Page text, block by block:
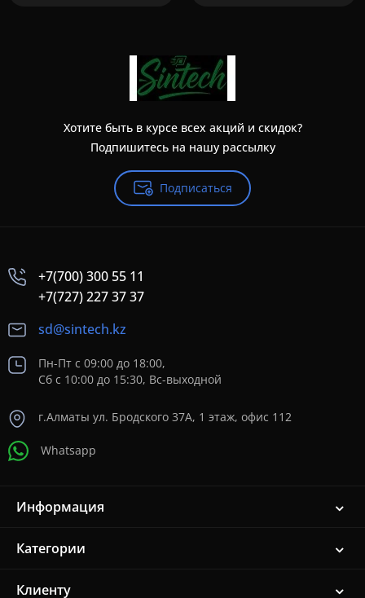
Хотите быть в курсе всех акций и скидок?
Подпишитесь на нашу рассылку
Подписаться
+7(700) 300 55 11
+7(727) 227 37 37
sd@sintech.kz
Пн-Пт с 09:00 до 18:00,
Сб с 10:00 до 15:30, Вс-выходной
г.Алматы ул. Бродского 37A, 1 этаж, офис 112
Whatsapp
Информация
Категории
Клиенту